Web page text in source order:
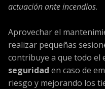
actuación ante incendios.
Aprovechar el
realizar pequeñas
contribuye a que todo el
seguridad en caso de
riesgo y mejorando los